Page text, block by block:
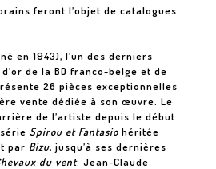
feront l’objet de catalogues
en 1943), l’un des derniers
de la BD franco-belge et de
26 pièces exceptionnelles
vente dédiée à son œuvre. Le
de l’artiste depuis le début
Spirou et Fantasio héritée
par Bizu, jusqu’à ses dernières
du vent. Jean-Claude